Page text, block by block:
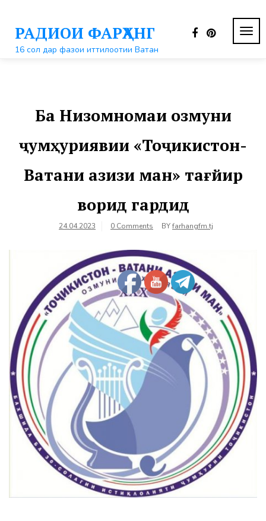
контентуРАДИОИ ФАРҲАНГ
16 сол дар фазои иттилоотии Ватан
Ба Низомномаи озмуни
ҷумҳуриявии «Тоҷикистон-
Ватани азизи ман» тағйир
ворид гардид
24.04.2023 0 Comments BYfarhangfm.tj